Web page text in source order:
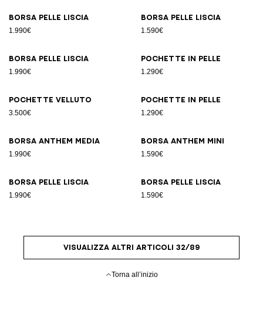
Borsa pelle liscia
1.990€
Borsa pelle liscia
1.590€
Borsa pelle liscia
1.990€
Pochette in pelle
1.290€
Pochette velluto
3.500€
Pochette in pelle
1.290€
Borsa ANTHEM Media
1.990€
Borsa ANTHEM Mini
1.590€
Borsa pelle liscia
1.990€
Borsa pelle liscia
1.590€
VISUALIZZA ALTRI ARTICOLI 32/89
Torna all’inizio